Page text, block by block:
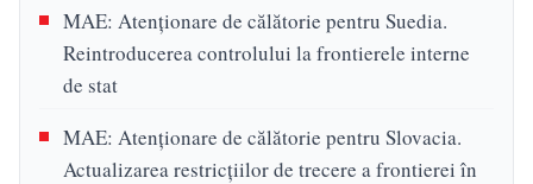
MAE: Atenționare de călătorie pentru Suedia.
Reintroducerea controlului la frontierele interne
de stat
MAE: Atenționare de călătorie pentru Slovacia.
Actualizarea restricțiilor de trecere a frontierei în